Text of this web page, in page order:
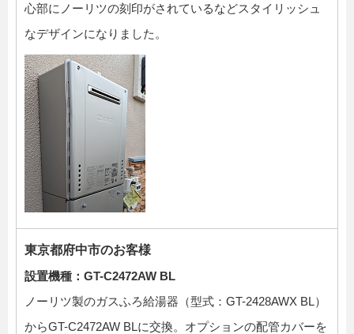
心部にノーリツの刻印がされているなどスタイリッシュ
なデザインになりました。
東京都府中市のお客様
設置機種：GT-C2472AW BL
ノーリツ製のガスふろ給湯器（型式：GT-2428AWX BL）
からGT-C2472AW BLに交換。オプションの配管カバーを